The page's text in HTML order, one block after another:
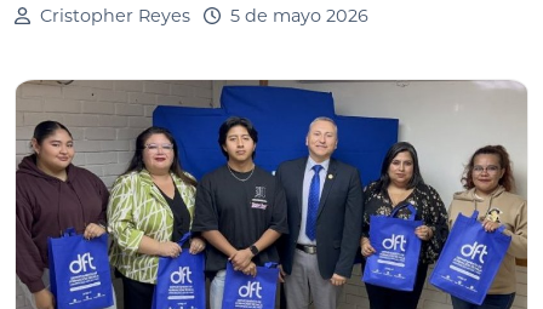
Cristopher Reyes 5 de mayo 2026